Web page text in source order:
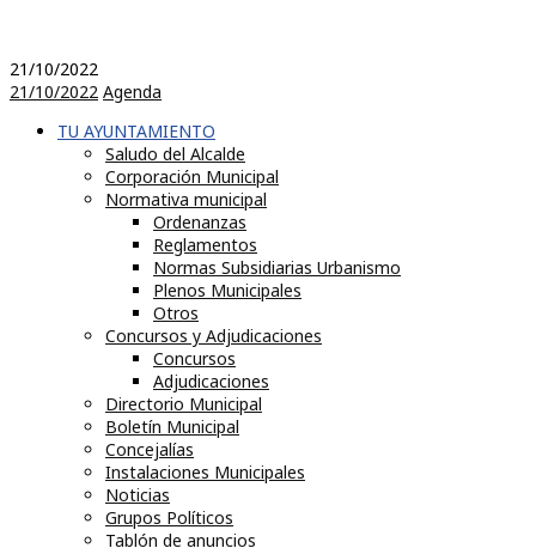
21/10/2022
21/10/2022 Agenda
TU AYUNTAMIENTO
Saludo del Alcalde
Corporación Municipal
Normativa municipal
Ordenanzas
Reglamentos
Normas Subsidiarias Urbanismo
Plenos Municipales
Otros
Concursos y Adjudicaciones
Concursos
Adjudicaciones
Directorio Municipal
Boletín Municipal
Concejalías
Instalaciones Municipales
Noticias
Grupos Políticos
Tablón de anuncios